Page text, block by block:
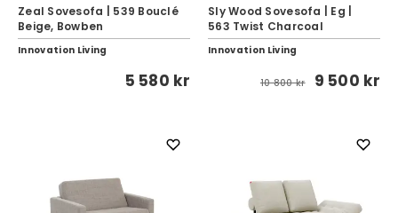
Zeal Sovesofa | 539 Bouclé
Beige, Bowben
Innovation Living
5 580 kr
Sly Wood Sovesofa | Eg |
563 Twist Charcoal
Innovation Living
10 800 kr 9 500 kr